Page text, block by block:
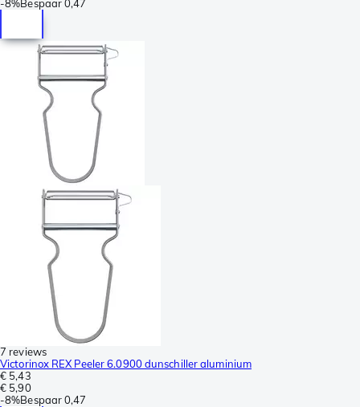
-8%Bespaar0,47
7 reviews
Victorinox REX Peeler 6.0900 dunschiller aluminium
€ 5,43
€ 5,90
-8%Bespaar0,47